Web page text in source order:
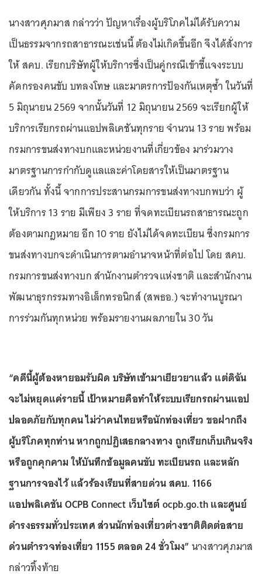
นางสาวศุภมาส กล่าวว่า ปัญหาเรื่องผู้บริโภคไม่ได้รับความ
เป็นธรรมจากรถสาธารณะเช่นนี้ ต้องไม่เกิดขึ้นอีก จึงได้สั่งการ
ให้ สคบ. เรียกบริษัทผู้ให้บริการซึ่งเป็นคู่กรณีเข้าชี้แจงระบบ
คัดกรองคนขับ บทลงโทษ และมาตรการป้องกันเหตุซ้ำ ในวันที่
5 มิถุนายน 2569 จากนั้นวันที่ 12 มิถุนายน 2569 จะเรียกผู้ให้
บริการเรียกรถผ่านแอปพลิเคชันทุกราย จำนวน 13 ราย พร้อม
กรมการขนส่งทางบกและหน่วยงานที่เกี่ยวข้อง มาร่วมวาง
มาตรฐานการกำกับดูแลและค่าโดยสารให้เป็นมาตรฐาน
เดียวกัน ทั้งนี้ จากการประสานกรมการขนส่งทางบกพบว่า ผู้
ให้บริการ 13 ราย มีเพียง 3 ราย ที่จดทะเบียนรถสาธารณะถูก
ต้องตามกฎหมาย อีก 10 ราย ยังไม่ได้จดทะเบียน ซึ่งกรมการ
ขนส่งทางบกจะดำเนินการตามอำนาจหน้าที่ต่อไป โดย สคบ.
กรมการขนส่งทางบก สำนักงานตำรวจแห่งชาติ และสำนักงาน
พัฒนาธุรกรรมทางอิเล็กทรอนิกส์ (สพธอ.) จะทำงานบูรณา
การร่วมกันทุกหน่วย พร้อมรายงานผลภายใน 30 วัน
“คดีนี้ผู้ต้องหายอมรับผิด บริษัทเข้ามาเยียวยาแล้ว แต่ดิฉัน
จะไม่หยุดแค่รายนี้ เป้าหมายคือทำให้ระบบเรียกรถผ่านแอป
ปลอดภัยกับทุกคน ไม่ว่าคนไทยหรือนักท่องเที่ยว ขอฝากถึง
ผู้บริโภคทุกท่าน หากถูกปฏิเสธกลางทาง ถูกเรียกเก็บเกินจริง
หรือถูกคุกคาม ให้บันทึกข้อมูลคนขับ ทะเบียนรถ และหลัก
ฐานการจองไว้ แล้วร้องเรียนที่สายด่วน สคบ. 1166
แอปพลิเคชัน OCPB Connect เว็บไซต์ ocpb.go.th และศูนย์
ดำรงธรรมทั่วประเทศ ส่วนนักท่องเที่ยวต่างชาติติดต่อสาย
ด่วนตำรวจท่องเที่ยว 1155 ตลอด 24 ชั่วโมง” นางสาวศุภมาส
กล่าวทิ้งท้าย